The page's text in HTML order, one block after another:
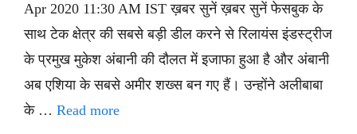
Apr 2020 11:30 AM IST ख़बर सुनें ख़बर सुनें फेसबुक के
साथ टेक क्षेत्र की सबसे बड़ी डील करने से रिलायंस इंडस्ट्रीज
के प्रमुख मुकेश अंबानी की दौलत में इजाफा हुआ है और अंबानी
अब एशिया के सबसे अमीर शख्स बन गए हैं। उन्होंने अलीबाबा
के … Read more